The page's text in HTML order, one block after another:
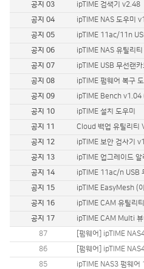
공지 03
ipTIME 검색기 v2.48
공지 04
ipTIME NAS 도우미
공지 05
ipTIME 11ac/11n
공지 06
ipTIME NAS 유틸리
공지 07
ipTIME USB 무선랜
공지 08
ipTIME 펌웨어 복구 도
공지 09
ipTIME Bench v1.04
공지 10
ipTIME 설치 도우미
공지 11
Cloud 백업 유틸리티
공지 12
ipTIME 보안 검사기
공지 13
ipTIME 업그레이드
공지 14
ipTIME 11ac/n USB
공지 15
ipTIME EasyMesh (
공지 16
ipTIME CAM 유틸리
공지 17
ipTIME CAM Multi
87
[펌웨어] ipTIME
86
[펌웨어] ipTIME
85
ipTIME NAS3 펌웨어